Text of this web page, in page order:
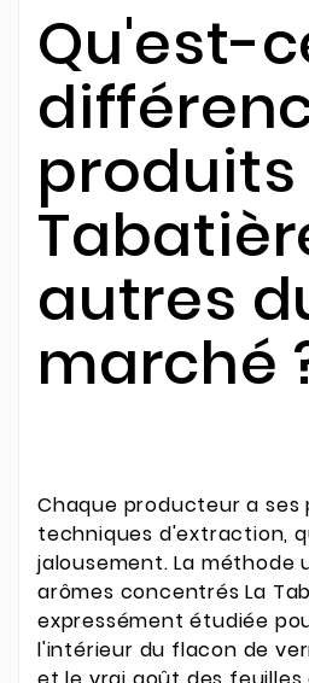
Qu'est-
produits
autres
marché
Chaque producteur a ses
techniques d'extraction,
jalousement. La méthode
arômes concentrés La
expressément étudiée
l'intérieur du flacon de